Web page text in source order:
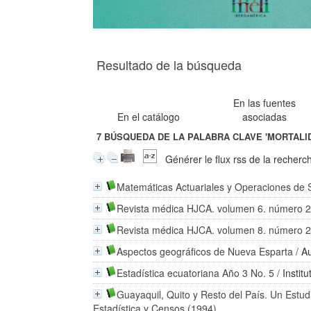
Resultado de la búsqueda
En el catálogo
En las fuentes
asociadas
7 BÚSQUEDA DE LA PALABRA CLAVE
Générer le flux rss de la
Matemáticas Actuariales y Operaciones de
Revista médica HJCA. volumen 6. número 2
Revista médica HJCA. volumen 8. número 2
Aspectos geográficos de Nueva Esparta /
Estadística ecuatoriana Año 3 No. 5 /
Guayaquil, Quito y Resto del País. Un
Estadística y Censos (1994)